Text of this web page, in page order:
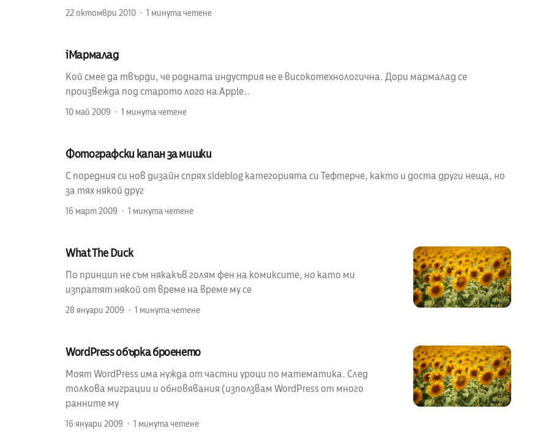
22 октомври 2010 1 минута четене
iМармалад
Кой смее да твърди, че родната индустрия не е високотехнологична. Дори мармалад се
произвежда под старото лого на Apple…
10 май 2009 1 минута четене
Фотографски капан за мишки
С поредния си нов дизайн спрях sideblog категорията си Тефтерче, както и доста други неща, но
за тях някой друг
16 март 2009 1 минута четене
What The Duck
По принцип не съм някакъв голям фен на комиксите, но като ми
изпратят някой от време на време му се
28 януари 2009 1 минута четене
WordPress обърка броенето
Моят WordPress има нужда от частни уроци по математика. След
толкова миграции и обновявания (използвам WordPress от много
ранните му
16 януари 2009 1 минута четене